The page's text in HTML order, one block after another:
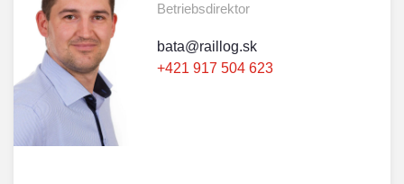
Betriebsdirektor
bata@raillog.sk
+421 917 504 623